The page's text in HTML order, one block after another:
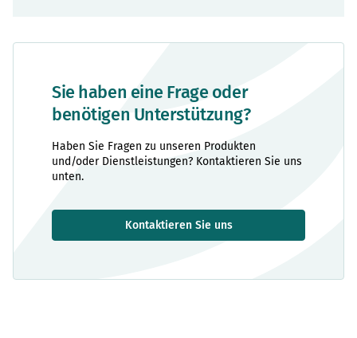
Sie haben eine Frage oder
benötigen Unterstützung?
Haben Sie Fragen zu unseren Produkten
und/oder Dienstleistungen? Kontaktieren Sie uns
unten.
Kontaktieren Sie uns